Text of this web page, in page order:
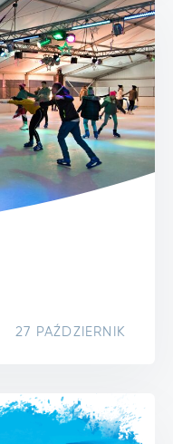
27 PAŹDZIERNIK